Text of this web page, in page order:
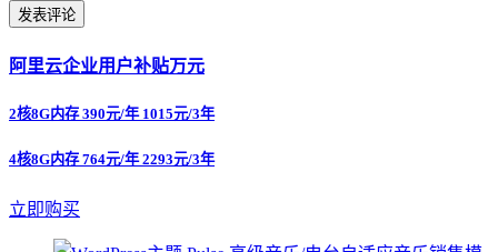
阿里云企业用户补贴万元
2核8G内存 390元/年 1015元/3年
4核8G内存 764元/年 2293元/3年
立即购买